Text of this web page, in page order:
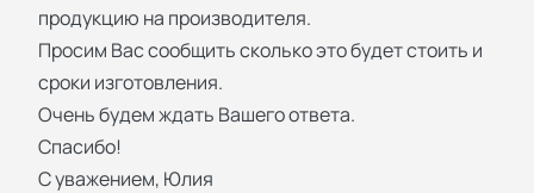
продукцию на производителя.
Просим Вас сообщить сколько это будет стоить и
сроки изготовления.
Очень будем ждать Вашего ответа.
Спасибо!
С уважением, Юлия